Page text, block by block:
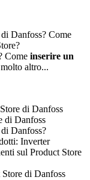
Danfoss? Come
Come inserire un
altro...
di Danfoss
di Danfoss
Danfoss?
Inverter
sul Product Store
di Danfoss